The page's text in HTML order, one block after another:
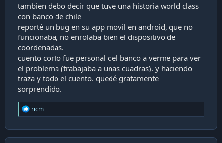
tambien debo decir que tuve una historia world class
con banco de chile
reporté un bug en su app movil en android, que no
funcionaba, no enrolaba bien el dispositivo de
coordenadas.
cuento corto fue personal del banco a verme para ver
el problema (trabajaba a unas cuadras). y haciendo
traza y todo el cuento. quedé gratamente
sorprendido.
R
e
c
t
ricm